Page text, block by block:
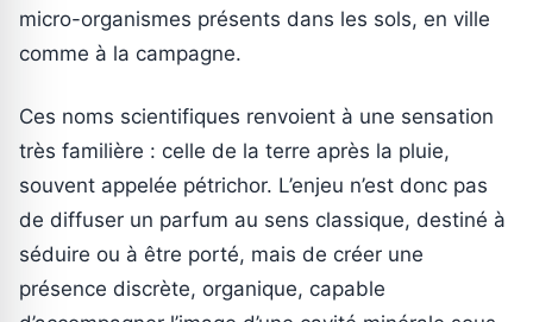
micro-organismes présents dans les sols, en ville
comme à la campagne.
Ces noms scientifiques renvoient à une sensation
très familière : celle de la terre après la pluie,
souvent appelée pétrichor. L’enjeu n’est donc pas
de diffuser un parfum au sens classique, destiné à
séduire ou à être porté, mais de créer une
présence discrète, organique, capable